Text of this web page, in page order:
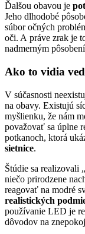
Ďalšou obavou je
Jeho dlhodobé
súbor očných
oči. A práve zrak je
nadmerným
Ako to vidia
V súčasnosti
na obavy. Existujú
myšlienku, že nám
považovať sa úplne
potkanoch, ktorá
sietnice.
Štúdie sa realizovali „
niečo prirodzene
reagovať na modré
realistických
používanie LED je
dôvodov na